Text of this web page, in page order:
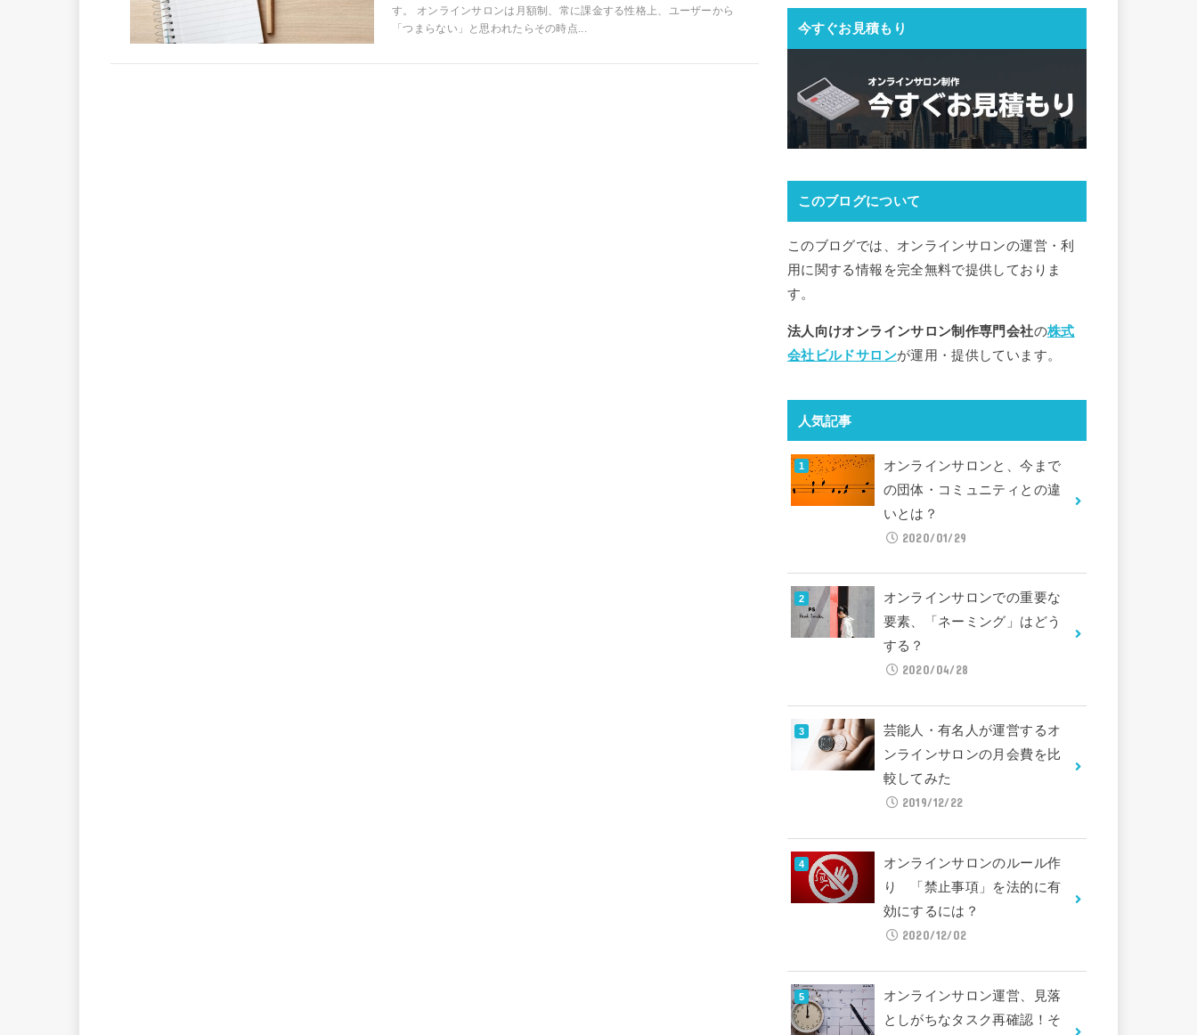
す。 オンラインサロンは月額制、常に課金する性格上、ユーザーから
「つまらない」と思われたらその時点...
今すぐお見積もり
このブログについて
このブログでは、オンラインサロンの運営・利
用に関する情報を完全無料で提供しておりま
す。
法人向けオンラインサロン制作専門会社の株式
会社ビルドサロンが運用・提供しています。
人気記事
オンラインサロンと、今まで
の団体・コミュニティとの違
いとは？
2020/01/29
オンラインサロンでの重要な
要素、「ネーミング」はどう
する？
2020/04/28
芸能人・有名人が運営するオ
ンラインサロンの月会費を比
較してみた
2019/12/22
オンラインサロンのルール作
り 「禁止事項」を法的に有
効にするには？
2020/12/02
オンラインサロン運営、見落
としがちなタスク再確認！そ